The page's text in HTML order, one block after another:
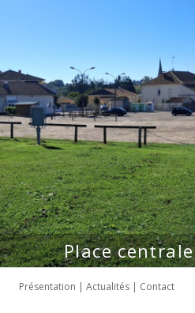
Place
Présentation | Actualités | Contact